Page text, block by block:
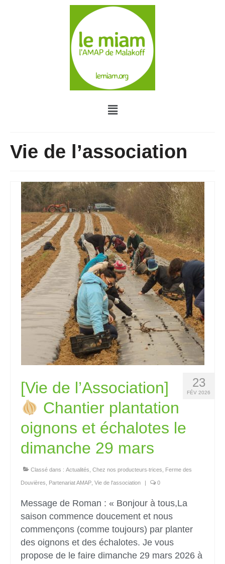
Vie de l’association
23
FÉV 2026
[Vie de l’Association]
Chantier plantation
oignons et échalotes le
dimanche 29 mars
Classé dans : Actualités Chez nos producteurs‧trices Ferme des
Douvières Partenariat AMAP Vie de l'association 0
Message de Roman : « Bonjour à tous,La
saison commence doucement et nous
commençons (comme toujours) par planter
des oignons et des échalotes. Je vous
propose de le faire dimanche 29 mars 2026 à